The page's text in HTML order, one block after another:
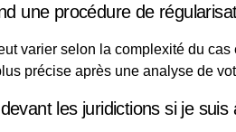
une procédure de
varier selon la complexité du
précise après une analyse de
les juridictions si je suis